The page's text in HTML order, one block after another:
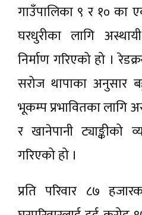
गाउँपालिका ९ र १०
घरधुरीका लागि
निर्माण गरिएको हो ।
सरोज थापाका अनुसार
भूकम्प प्रभावितका लागि
र खानेपानी ट्याङ्कीको
गरिएको हो ।
प्रति परिवार ८७